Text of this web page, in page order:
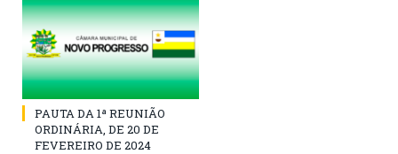
PAUTA DA 1ª REUNIÃO
ORDINÁRIA, DE 20 DE
FEVEREIRO DE 2024